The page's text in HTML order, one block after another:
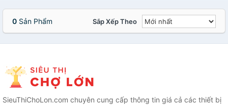
0 Sản Phẩm Sắp Xếp Theo
SieuThiChoLon.com chuyên cung cấp thông tin giá cả các thiết bị